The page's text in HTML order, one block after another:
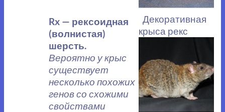
Rx — рексоидная
(волнистая)
шерсть.
Вероятно у крыс
существует
несколько похожих
генов со схожими
свойствами
Декоративная
крыса рекс